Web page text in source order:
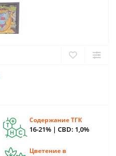
Содержание ТГК
16-21% | CBD: 1,0%
Цветение в